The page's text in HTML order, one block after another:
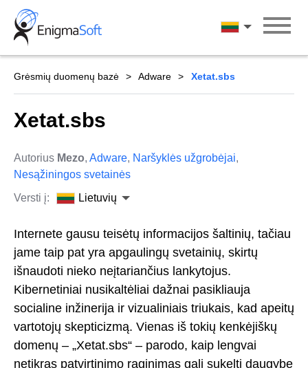
Skip
content
Lietuvių
Grėsmių duomenų bazė Adware Xetat.sbs
Xetat.sbs
Autorius Mezo, Adware, Naršyklės užgrobėjai,
Nesąžiningos svetainės
Versti į:
Lietuvių
Internete gausu teisėtų informacijos šaltinių, tačiau
jame taip pat yra apgaulingų svetainių, skirtų
išnaudoti nieko neįtariančius lankytojus.
Kibernetiniai nusikaltėliai dažnai pasikliauja
socialine inžinerija ir vizualiniais triukais, kad apeitų
vartotojų skepticizmą. Vienas iš tokių kenkėjiškų
domenų – „Xetat.sbs“ – parodo, kaip lengvai
netikras patvirtinimo raginimas gali sukelti daugybę